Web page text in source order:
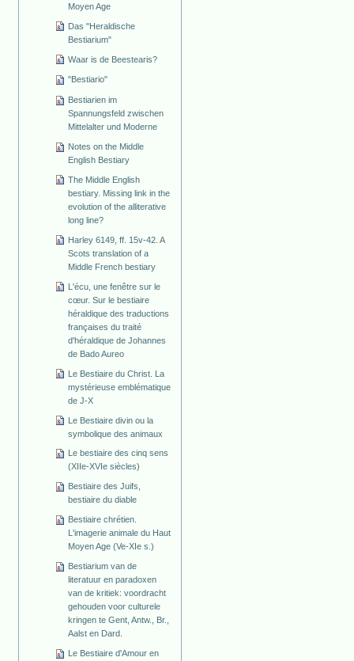
Moyen Age
Das "Heraldische
Bestiarium"
Waar is de Beestearis?
"Bestiario"
Bestiarien im
Spannungsfeld zwischen
Mittelalter und Moderne
Notes on the Middle
English Bestiary
The Middle English
bestiary. Missing link in the
evolution of the alliterative
long line?
Harley 6149, ff. 15v-42. A
Scots translation of a
Middle French bestiary
L'écu, une fenêtre sur le
cœur. Sur le bestiaire
héraldique des traductions
françaises du traité
d'héraldique de Johannes
de Bado Aureo
Le Bestiaire du Christ. La
mystérieuse emblématique
de J-X
Le Bestiaire divin ou la
symbolique des animaux
Le bestiaire des cinq sens
(XIIe-XVIe siècles)
Bestiaire des Juifs,
bestiaire du diable
Bestiaire chrétien.
L'imagerie animale du Haut
Moyen Age (Ve-XIe s.)
Bestiarium van de
literatuur en paradoxen
van de kritiek: voordracht
gehouden voor culturele
kringen te Gent, Antw., Br.,
Aalst en Dard.
Le Bestiaire d'Amour en